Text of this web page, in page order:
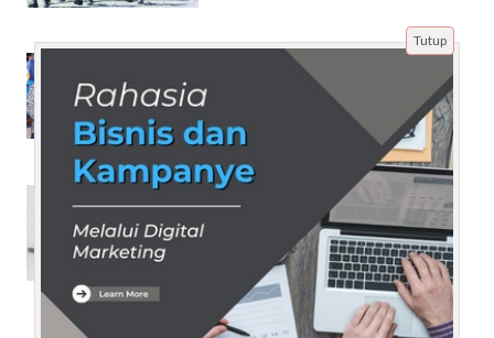
Kasus Korupsi Pejabat yang
Tidak Diproses KPK di Jaman
Jadwal dan Syarat Pendaftaran
Uji Kompetensi Teknisi
Kesehatan Gigi 2025
Tutup